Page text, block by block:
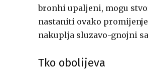
bronhi upaljeni, mogu
nastaniti ovako
nakuplja sluzavo-gnojni
Tko obolijeva